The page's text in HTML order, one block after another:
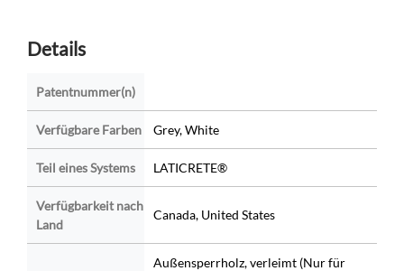
Details
Patentnummer(n)
Verfügbare Farben Grey, White
Teil eines Systems LATICRETE®
Verfügbarkeit nach
Land
Canada, United States
Außensperrholz, verleimt (Nur für